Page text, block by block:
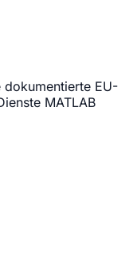
dokumentierte EU-
MATLAB